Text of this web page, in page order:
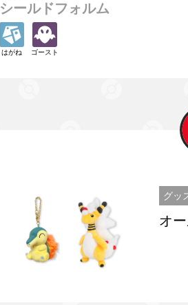
シールドフォルム
はがね ゴースト
グッ
オ